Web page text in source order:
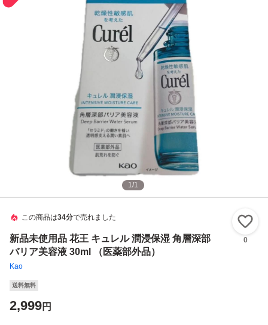
1/1
この商品は34分で売れました
新品未使用品 花王 キュレル 潤浸保湿 角層深部
バリア美容液 30ml （医薬部外品）
Kao
0
送料無料
2,999円